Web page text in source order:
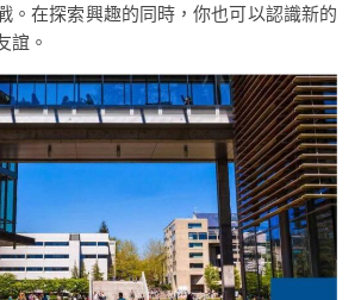
。在探索興趣的同時，你也可以認識新的
誼。